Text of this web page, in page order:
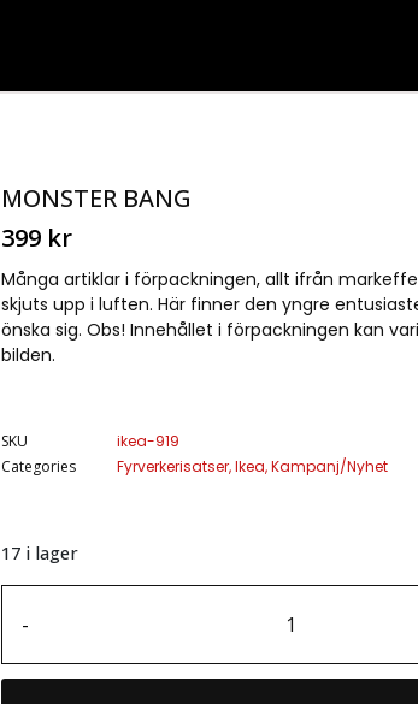
MONSTER BANG
399 kr
Många artiklar i förpackningen, allt ifrån
skjuts upp i luften. Här finner den yngre
önska sig. Obs! Innehållet i förpackningen kan
bilden.
SKU
ikea-919
Categories
Fyrverkerisatser,Ikea,Kampanj/Nyhet
17 i lager
-